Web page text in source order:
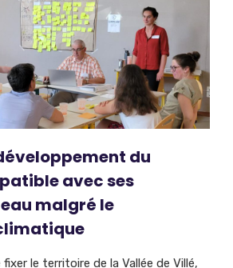
du
avec ses
malgré le
fixer le territoire de la Vallée de Villé,